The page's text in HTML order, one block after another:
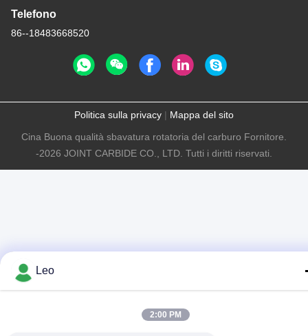
Telefono
86--18483668520
Politica sulla privacy | Mappa del sito
Cina Buona qualità sbavatura rotatoria del carburo Fornitore.
-2026 JOINT CARBIDE CO., LTD. Tutti i diritti riservati.
Leo
2:00 PM